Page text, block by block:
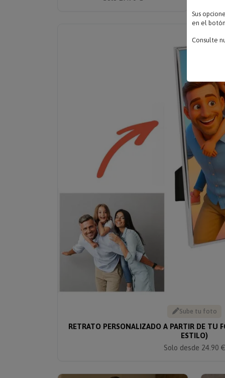
Sube tu foto
RETRATO PERSONALIZADO A PARTIR DE TU
ESTILO)
Solo desde 24.90 €
Sus
en el
Consulte